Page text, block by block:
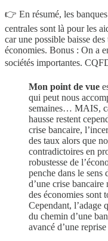
👉 En résumé, les
centrales sont là pour les
car une possible baisse
économies. Bonus : On a
sociétés importantes.
Mon point de vue
qui peut nous
semaines… MAIS,
hausse restent
crise bancaire,
des taux alors que
contradictoires en
robustesse de
penche dans le sens
d’une crise
des économies sont
Cependant, l’adage
du chemin d’une
avancé d’une